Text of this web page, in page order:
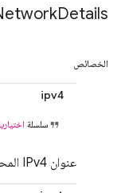
Details
الخصائص
ipv4
سلسلة
عنوان IPv4 المحلي للجهاز (غير محدّد إذا لم يتم ضبطه).